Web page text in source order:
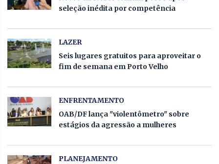
seleção inédita por competência
LAZER
Seis lugares gratuitos para aproveitar o
fim de semana em Porto Velho
ENFRENTAMENTO
OAB/DF lança "violentômetro" sobre
estágios da agressão a mulheres
PLANEJAMENTO